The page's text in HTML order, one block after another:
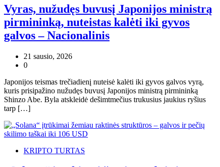
Vyras, nužudęs buvusį Japonijos ministrą
pirmininką, nuteistas kalėti iki gyvos
galvos – Nacionalinis
21 sausio, 2026
0
Japonijos teismas trečiadienį nuteisė kalėti iki gyvos galvos vyrą,
kuris prisipažino nužudęs buvusį Japonijos ministrą pirmininką
Shinzo Abe. Byla atskleidė dešimtmečius trukusius jaukius ryšius
tarp […]
KRIPTO TURTAS